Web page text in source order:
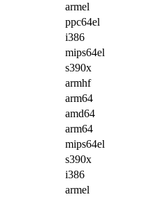
armel
ppc64el
i386
mips64el
s390x
armhf
arm64
amd64
arm64
mips64el
s390x
i386
armel